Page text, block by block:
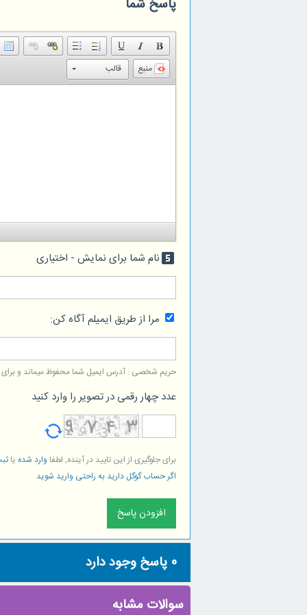
پاسخ شما
منبع
قالب
looks_5نام شما برای نمایش - اختیاری
مرا از طریق ایمیلم آگاه کن:
حریم شخصی : آدرس ایمیل شما محفوظ میماند و برای
عدد چهار رقمی در تصویر را وارد کنید
برای جلوگیری از این تایید در آینده, لطفا وارد شده یا
اگر حساب گوگل دارید به راحتی وارید شوید
0 پاسخ وجود دارد
سوالات مشابه